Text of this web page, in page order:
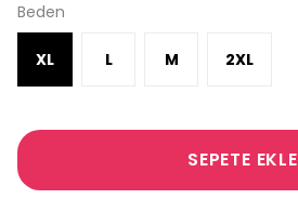
Beden
XL L M 2XL
SEPETE EKLE